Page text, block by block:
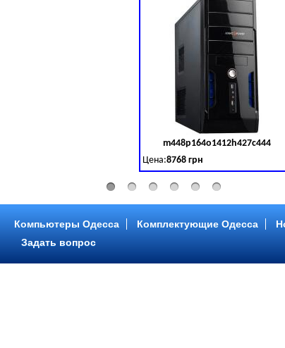
m448p164o1412h427c444
Цена:8768 грн
Intel Core ™ i3 2 ядра 3.50GHz,ОЗУ:
Компьютеры Одесса Комплектующие Одесса
Задать вопрос